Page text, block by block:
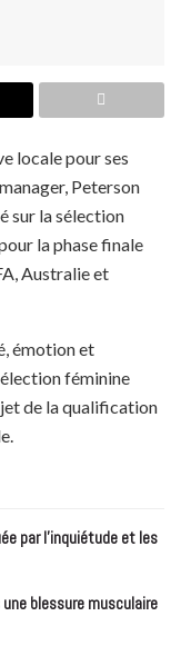
locale pour ses
Peterson
sur la sélection
la phase finale
Australie et
émotion et
féminine
de la qualification
par l’inquiétude et les
blessure musculaire